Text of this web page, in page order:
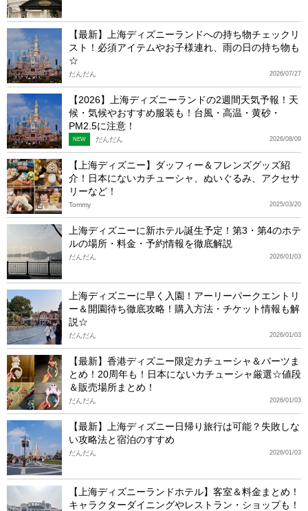
【最新】上海ディズニーランドへの持ち物チェックリ
スト！必須アイテムやお子様連れ、雨の日の持ち物も
☆
2026/07/27
だんだん
【2026】上海ディズニーランドの2週間天気予報！天
候・気候やおすすめ服装も！台風・高温・黄砂・
PM2.5に注意！
2026/08/09
NEW だんだん
【上海ディズニー】ダッフィー＆フレンズグッズ紹
介！日本にないカチューシャ、ぬいぐるみ、アクセサ
リーなど！
2025/03/20
Tommy
上海ディズニーに新ホテル誕生予定！第3・第4のホテ
ルの場所・料金・予約情報を徹底解説
2026/01/03
だんだん
上海ディズニーに早く入園！アーリーパークエントリ
ー＆開園待ち徹底攻略！購入方法・チケット情報も解
説☆
2026/01/03
だんだん
【最新】香港ディズニー限定カチューシャ＆パーツま
とめ！20周年も！日本にないカチューシャ厳選☆値段
＆販売場所まとめ！
2026/01/03
だんだん
【最新】上海ディズニー日帰り旅行は可能？失敗しな
い攻略法と宿泊のすすめ
2026/01/03
だんだん
【上海ディズニーランドホテル】客室＆料金まとめ！
キャラクターダイニングやレストラン・ショップも！